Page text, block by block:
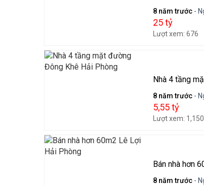
8 năm trước -
25 tỷ
Lượt xem: 676
Nhà 4 tầng
8 năm trước -
5,55 tỷ
Lượt xem: 1,150
Bán nhà hơn
8 năm trước -